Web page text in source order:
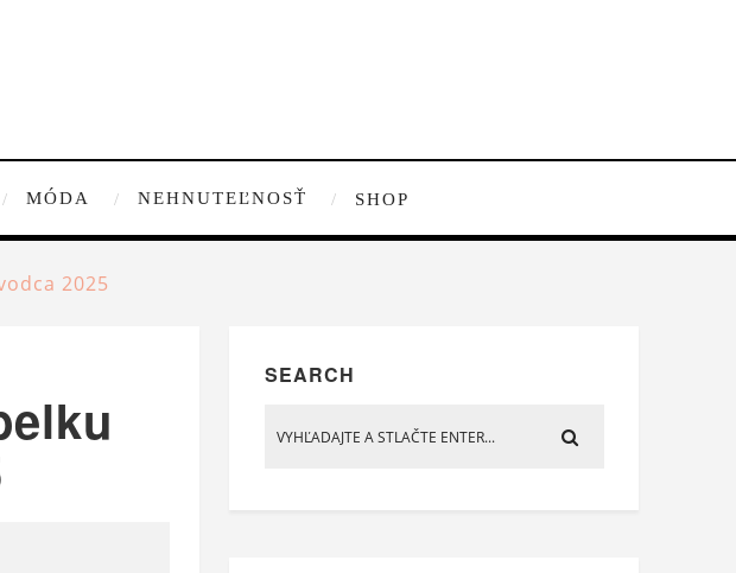
MÓDA NEHNUTEĽNOSŤ SHOP
2025
SEARCH